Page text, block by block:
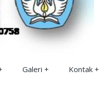
Galeri Kontak